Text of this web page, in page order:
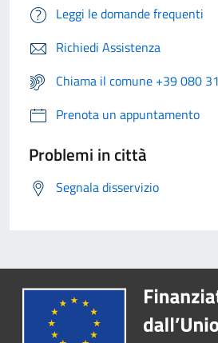
Leggi le domande frequenti
Richiedi Assistenza
Chiama il comune +39 080
Prenota un appuntamento
Problemi in città
Segnala disservizio